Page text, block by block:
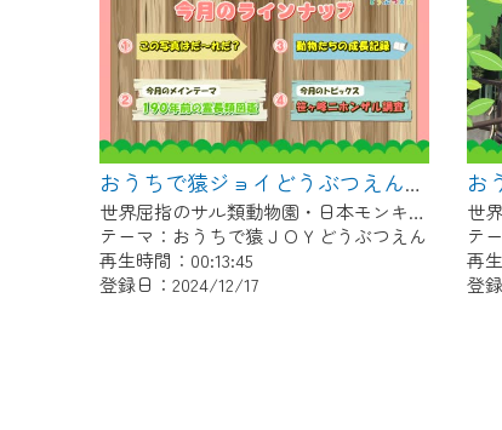
おうちで猿ジョイどうぶつえん～190年前の霊長類図鑑～（2024年11月16日初回放送）
世界屈指のサル類動物園・日本モンキーセンター協力の親子で学べる動物番組。
テーマ：おうちで猿ＪＯＹどうぶつえん
再生時間：00:13:45
登録日：2024/12/17
テ
再
登